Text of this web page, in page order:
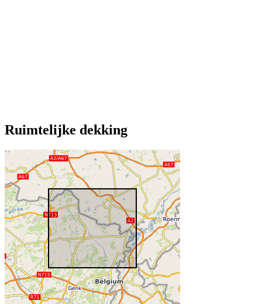
Ruimtelijke dekking